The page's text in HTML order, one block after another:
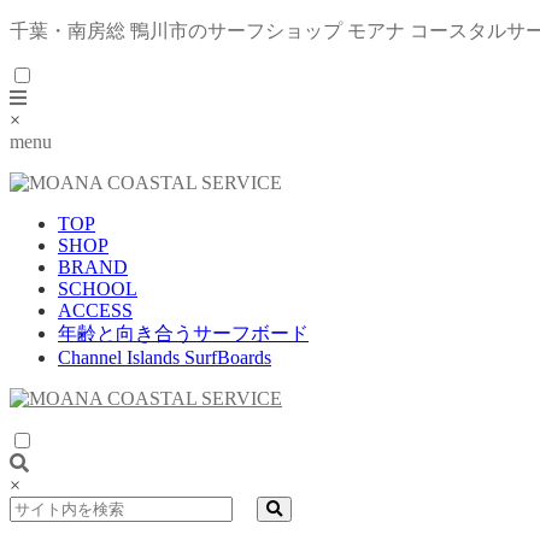
千葉・南房総 鴨川市のサーフショップ モアナ コースタルサ
×
menu
TOP
SHOP
BRAND
SCHOOL
ACCESS
年齢と向き合うサーフボード
Channel Islands SurfBoards
×